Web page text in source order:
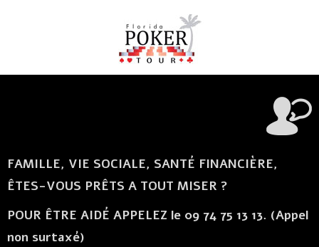
FAMILLE, VIE SOCIALE, SANTÉ FINANCIÈRE,
ÊTES-VOUS PRÊTS A TOUT MISER ?
POUR ÊTRE AIDÉ APPELEZ le 09 74 75 13 13. (Appel
non surtaxé)